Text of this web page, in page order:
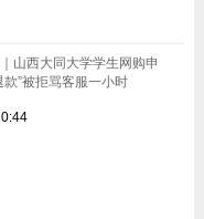
山西大同大学学生网购申
款”被拒骂客服一小时